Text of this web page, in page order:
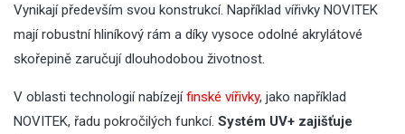
Vynikají především svou konstrukcí. Například vířivky NOVITEK
mají robustní hliníkový rám a díky vysoce odolné akrylátové
skořepině zaručují dlouhodobou životnost.
V oblasti technologií nabízejífinské vířivky, jako například
NOVITEK, řadu pokročilých funkcí. Systém UV+ zajišťuje